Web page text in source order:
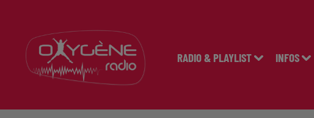
RADIO & PLAYLIST INFOS